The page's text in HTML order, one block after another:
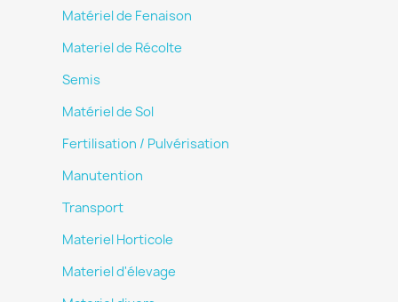
Matériel de Fenaison
Materiel de Récolte
Semis
Matériel de Sol
Fertilisation / Pulvérisation
Manutention
Transport
Materiel Horticole
Materiel d'élevage